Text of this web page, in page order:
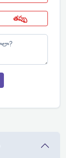
తప్పు